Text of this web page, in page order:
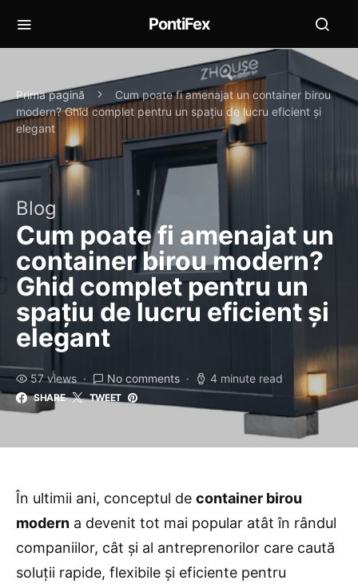
PontiFex
Prima pagină
Cum poate fi amenajat un container birou
modern? Ghid complet pentru un spațiu de lucru eficient și
elegant
Blog
Cum poate fi amenajat un
container birou modern?
Ghid complet pentru un
spațiu de lucru eficient și
elegant
57 views No comments 4 minute read
SHARE TWEET
În ultimii ani, conceptul de container birou
modern a devenit tot mai popular atât în rândul
companiilor, cât și al antreprenorilor care caută
soluții rapide, flexibile și eficiente pentru